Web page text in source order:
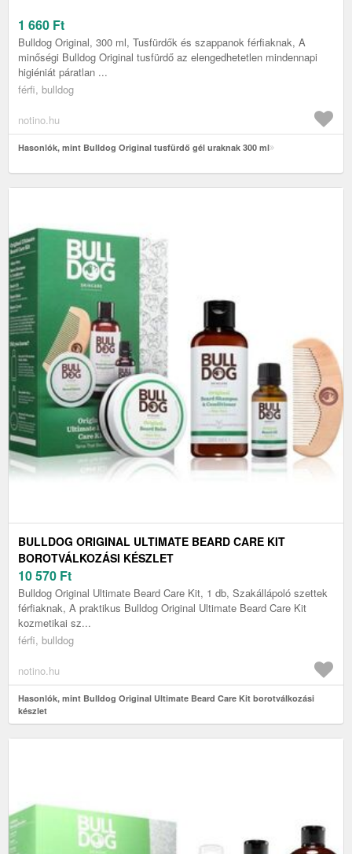
1 660 Ft
Bulldog Original, 300 ml, Tusfürdők és szappanok férfiaknak, A
minőségi Bulldog Original tusfürdő az elengedhetetlen mindennapi
higiéniát páratlan ...
férfi, bulldog
notino.hu
Hasonlók, mint Bulldog Original tusfürdő gél uraknak 300 ml
BULLDOG ORIGINAL ULTIMATE BEARD CARE KIT
BOROTVÁLKOZÁSI KÉSZLET
10 570 Ft
Bulldog Original Ultimate Beard Care Kit, 1 db, Szakállápoló szettek
férfiaknak, A praktikus Bulldog Original Ultimate Beard Care Kit
kozmetikai sz...
férfi, bulldog
notino.hu
Hasonlók, mint Bulldog Original Ultimate Beard Care Kit borotválkozási
készlet